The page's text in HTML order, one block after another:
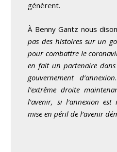
génèrent.
À Benny Gantz nous
pas des histoires sur un
pour combattre le
en fait un partenaire
gouvernement
l’extrême droite
l’avenir, si l’annexion
mise en péril de l’avenir